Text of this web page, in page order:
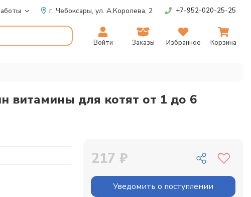
г. Чебоксары, ул. А.Королева, 2 +7-952-020-25-25
Войти Заказы Избранное Корзина
витамины для котят от 1 до 6
217 ₽
Уведомить о поступлении